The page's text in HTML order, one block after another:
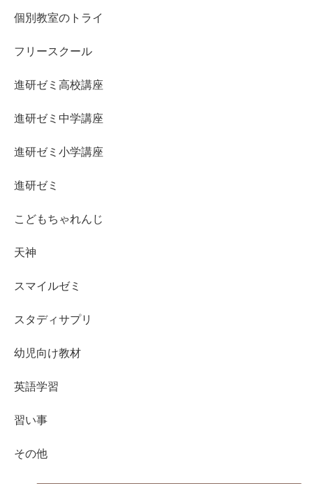
個別教室のトライ
フリースクール
進研ゼミ高校講座
進研ゼミ中学講座
進研ゼミ小学講座
進研ゼミ
こどもちゃれんじ
天神
スマイルゼミ
スタディサプリ
幼児向け教材
英語学習
習い事
その他